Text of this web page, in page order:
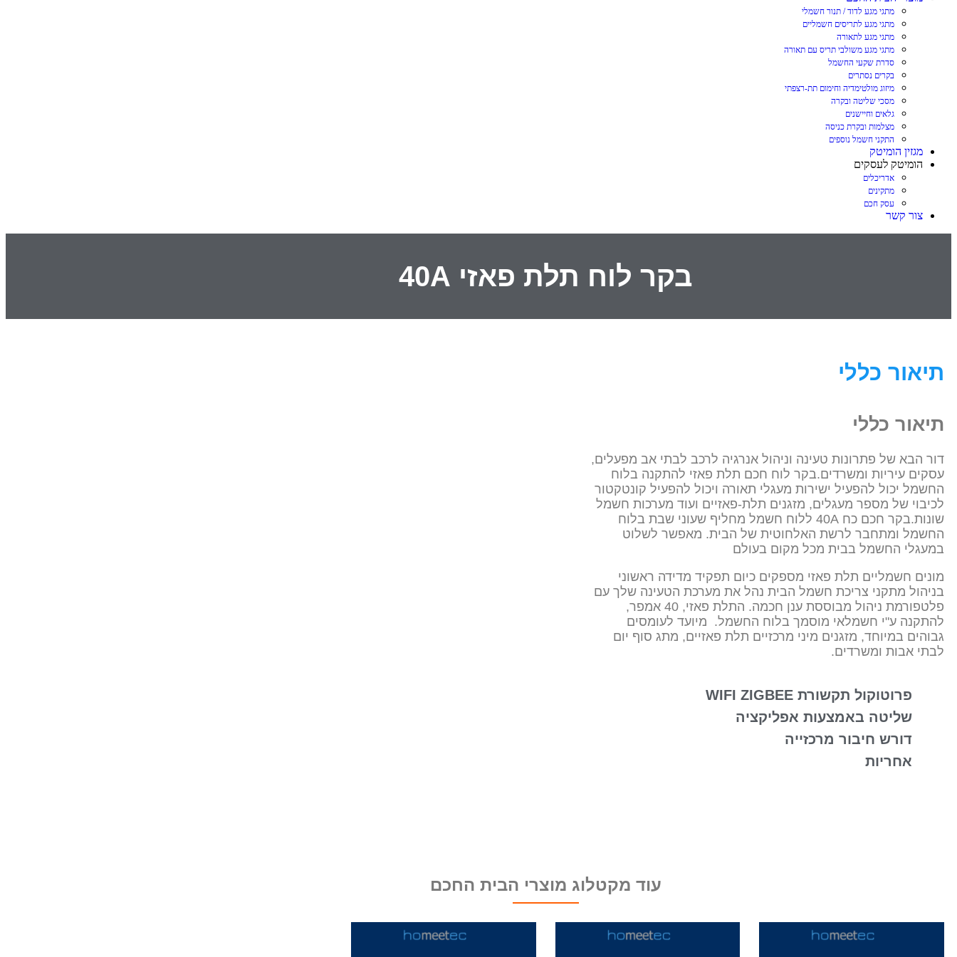
מתגי מגע לדוד / תנור חשמלי
מתגי מגע לתריסים חשמליים
מתגי מגע לתאורה
מתגי מגע משולבי תריס עם תאורה
סדרת שקעי החשמל
בקרים נסתרים
מיזוג מולטימדיה וחימום תת-רצפתי
מסכי שליטה ובקרה
גלאים וחיישנים
מצלמות ובקרת כניסה
התקני חשמל נוספים
מגזין הומיטק
הומיטק לעסקים
אדריכלים
מתקינים
עסק חכם
צור קשר
בקר לוח תלת פאזי 40A
תיאור כללי
תיאור כללי
דור הבא של פתרונות טעינה וניהול אנרגיה לרכב לבתי אב מפעלים,
עסקים עיריות ומשרדים.בקר לוח חכם תלת פאזי להתקנה בלוח
החשמל יכול להפעיל ישירות מעגלי תאורה ויכול להפעיל קונטקטור
לכיבוי של מספר מעגלים, מזגנים תלת-פאזיים ועוד מערכות חשמל
שונות.בקר חכם כח 40A ללוח חשמל מחליף שעוני שבת בלוח
החשמל ומתחבר לרשת האלחוטית של הבית. מאפשר לשלוט
במעגלי החשמל בבית מכל מקום בעולם
מונים חשמליים תלת פאזי מספקים כיום תפקיד מדידה ראשוני
בניהול מתקני צריכת חשמל הבית נהל את מערכת הטעינה שלך עם
פלטפורמת ניהול מבוססת ענן חכמה. התלת פאזי, 40 אמפר,
להתקנה ע"י חשמלאי מוסמך בלוח החשמל. מיועד לעומסים
גבוהים במיוחד, מזגנים מיני מרכזיים תלת פאזיים, מתג סוף יום
לבתי אבות ומשרדים.
פרוטוקול תקשורת WIFI ZIGBEE
שליטה באמצעות אפליקציה
דורש חיבור מרכזייה
אחריות
עוד מקטלוג מוצרי הבית החכם